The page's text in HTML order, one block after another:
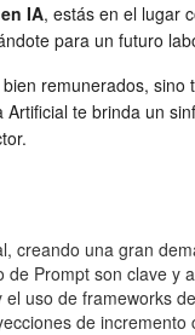
IA, estás en el lugar
para un futuro
remunerados,
te brinda un
creando una gran
Prompt son clave
uso de frameworks
de